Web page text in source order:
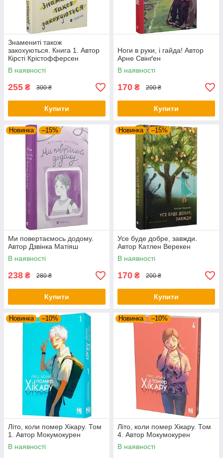
Знамениті також
закохуються. Книга 1. Автор
Кірсті Крістофферсен
В наявності
255 ₴ 300 ₴
Купити
Ноги в руки, і гайда! Автор
Арне Свінґен
В наявності
170 ₴ 200 ₴
Купити
Новинка –15%
Ми повертаємось додому.
Автор Дзвінка Матіяш
В наявності
238 ₴ 280 ₴
Купити
Новинка –15%
Усе буде добре, завжди.
Автор Катлен Верекен
В наявності
170 ₴ 200 ₴
Купити
Новинка –10%
Літо, коли помер Хікару. Том
1. Автор Мокумокурен
В наявності
Новинка –10%
Літо, коли помер Хікару. Том
4. Автор Мокумокурен
В наявності